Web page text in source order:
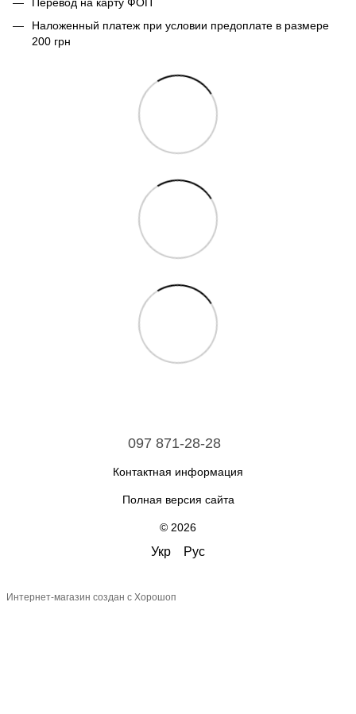
Наложенный платеж при условии предоплате в размере
200 грн
097 871-28-28
Контактная информация
Полная версия сайта
© 2026
Укр Рус
Интернет-магазин создан с Хорошоп